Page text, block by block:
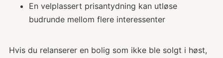
En velplassert prisantydning kan utløse
budrunde mellom flere interessenter
Hvis du relanserer en bolig som ikke ble solgt i høst,